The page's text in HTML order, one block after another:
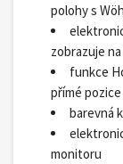
polohy s
zobrazuje
funkce
přímé
barevná
monitoru